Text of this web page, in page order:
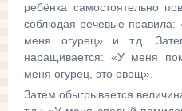
ребёнка самостоятельно
соблюдая речевые
меня огурец» и т.д.
наращивается: «У меня
меня огурец, это овощ».
Затем обыгрывается